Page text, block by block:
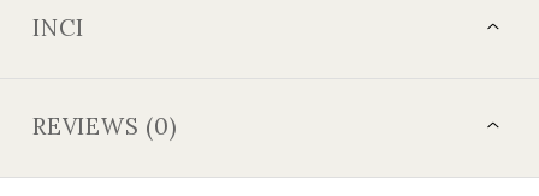
INCI
REVIEWS (0)